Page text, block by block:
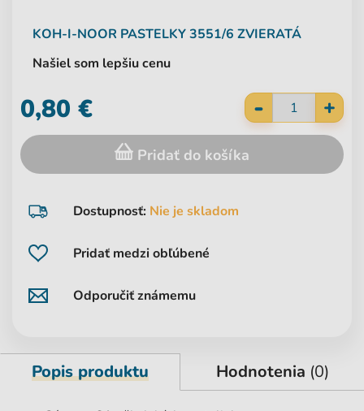
KOH-I-NOOR PASTELKY 3551/6 ZVIERATÁ
Našiel som lepšiu cenu
Pridať medzi obľúbené
Odporučiť známemu
Dostupnosť: Nie je skladom
- +
0,80 €
Pridať do košíka
Popis produktu Hodnotenia (0)